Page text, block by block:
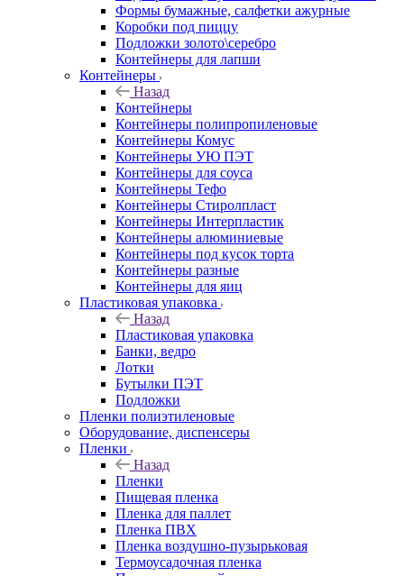
Формы бумажные, салфетки ажурные
Коробки под пиццу
Подложки золото\серебро
Контейнеры для лапши
Контейнеры
Назад
Контейнеры
Контейнеры полипропиленовые
Контейнеры Комус
Контейнеры УЮ ПЭТ
Контейнеры для соуса
Контейнеры Тефо
Контейнеры Стиролпласт
Контейнеры Интерпластик
Контейнеры алюминиевые
Контейнеры под кусок торта
Контейнеры разные
Контейнеры для яиц
Пластиковая упаковка
Назад
Пластиковая упаковка
Банки, ведро
Лотки
Бутылки ПЭТ
Подложки
Пленки полиэтиленовые
Оборудование, диспенсеры
Пленки
Назад
Пленки
Пищевая пленка
Пленка для паллет
Пленка ПВХ
Пленка воздушно-пузырьковая
Термоусадочная пленка